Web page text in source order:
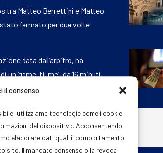
il consenso
utilizziamo tecnologie come i cookie
del dispositivo. Acconsentendo
elaborare dati quali il comportamento
sito. Il mancato consenso o la revoca
tra Matteo Berrettini e Matteo
stato fermato per due volte
data dall’arbitro, ha
‘game-fiume’, da 16 minuti.